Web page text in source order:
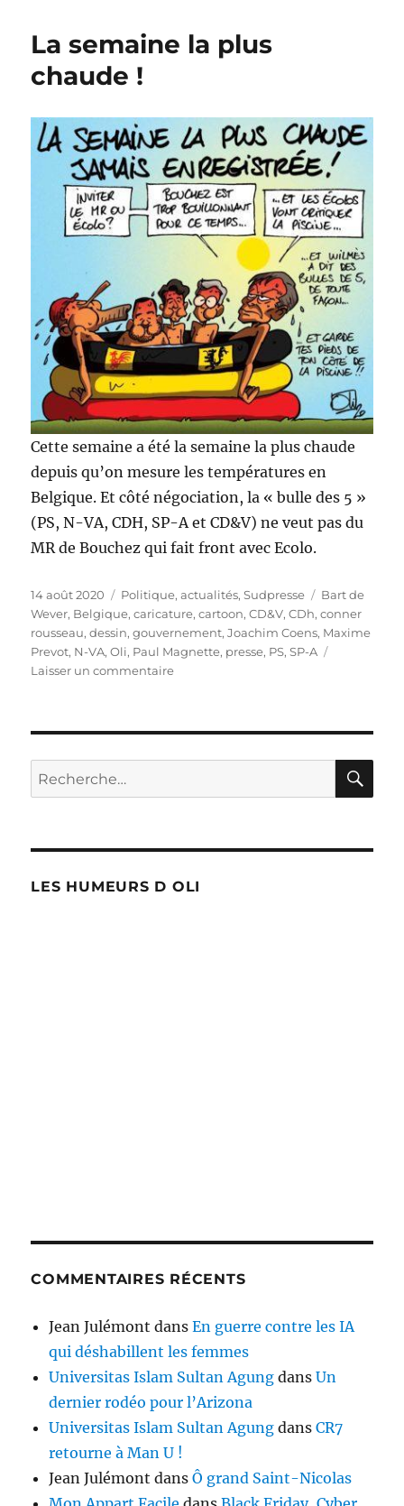
La semaine la plus
chaude !
Cette semaine a été la semaine la plus chaude
depuis qu’on mesure les températures en
Belgique. Et côté négociation, la « bulle des 5 »
(PS, N-VA, CDH, SP-A et CD&V) ne veut pas du
MR de Bouchez qui fait front avec Ecolo.
Publié
le
14 août 2020 Catégories
Politique, actualités,Sudpresse Étiquettes
Bart de
Wever, Belgique,caricature,cartoon,CD&V,CDh,conner
rousseau,dessin,gouvernement,Joachim Coens, Maxime
Prevot, N-VA,Oli, Paul Magnette, presse, PS,SP-A
Laisser un commentairesur
chaude
Recherche
pour :
LES HUMEURS D OLI
COMMENTAIRES RÉCENTS
Jean Julémont dansEn guerre contre les IA
qui déshabillent les femmes
Universitas Islam Sultan Agung dansUn
dernier rodéo pour l’Arizona
Universitas Islam Sultan Agung dansCR7
retourne à Man U !
Jean Julémont dansÔ grand Saint-Nicolas